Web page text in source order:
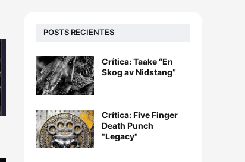
POSTS RECIENTES
Crítica: Taake “En
Skog av Nidstang”
Crítica: Five Finger
Death Punch
"Legacy"